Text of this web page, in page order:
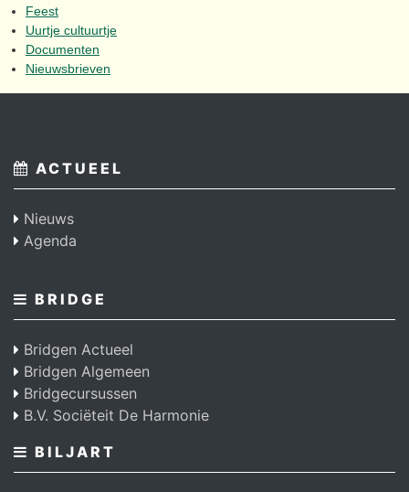
Feest
Uurtje cultuurtje
Documenten
Nieuwsbrieven
ACTUEEL
Nieuws
Agenda
BRIDGE
Bridgen Actueel
Bridgen Algemeen
Bridgecursussen
B.V. Sociëteit De Harmonie
BILJART